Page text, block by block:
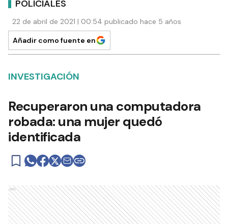
POLICIALES
22 de abril de 2021 | 00:54 publicado hace 5 años
Añadir como fuente en
INVESTIGACIÓN
Recuperaron una computadora
robada: una mujer quedó
identificada
Ads